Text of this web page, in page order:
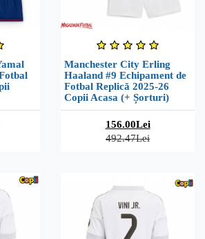
Manchester City Erling
Haaland #9 Echipament de
Fotbal Replică 2025-26
Copii Acasa (+ Șorturi)
156.00Lei
492.47Lei